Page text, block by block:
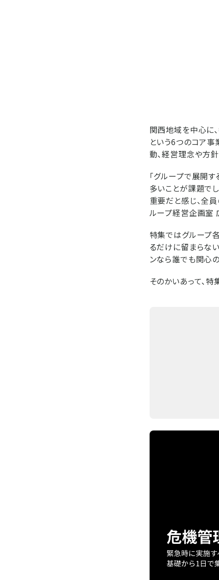
関西地域を中心に、
という6つのコア
動、経営理念や方
「グループで展開
多いことが課題で
重要だと感じ、全
ループ経営企画室
特集ではグループ
るだけに留まらな
ンなら誰でも関心
そのかいあって、